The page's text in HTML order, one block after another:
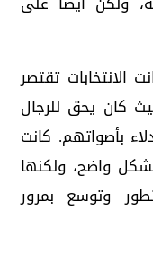
الانتخابات تقتصر
كان يحق للرجال
بأصواتهم. كانت
واضح، ولكنها
وتوسع بمرور